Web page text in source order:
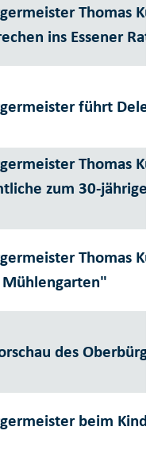
Thomas
ins Essener
führt
Thomas
zum 30-
Thomas
des
beim